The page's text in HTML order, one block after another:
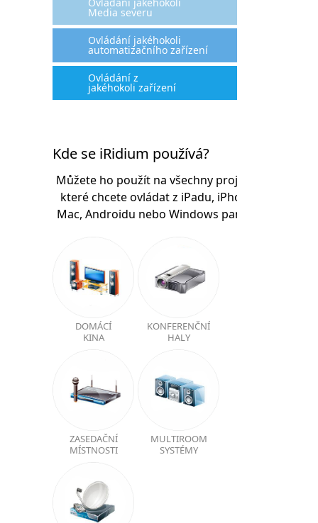
Media severu
Ovládání jakéhokoli
automatizačního zařízení
Ovládání z
jakéhokoli zařízení
Kde se iRidium používá?
Můžete ho použít na všechny projekty,
které chcete ovládat z iPadu, iPhone,
Mac, Androidu nebo Windows panelů.
DOMÁCÍ
KINA
KONFERENČNÍ
HALY
ZASEDAČNÍ
MÍSTNOSTI
MULTIROOM
SYSTÉMY